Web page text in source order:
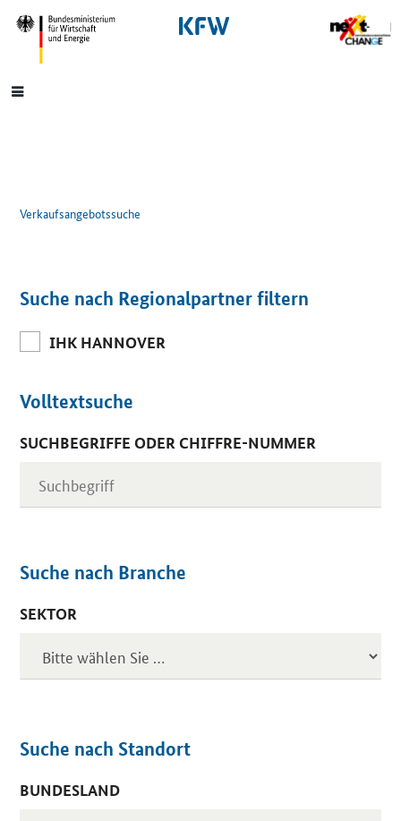
SrOnlyNavigation
Hauptmenü
Verkaufsangebotssuche
Suche nach Regionalpartner filtern
IHK HANNOVER
Volltextsuche
SUCHBEGRIFFE ODER CHIFFRE-NUMMER
Suche nach Branche
SEKTOR
Suche nach Standort
BUNDESLAND